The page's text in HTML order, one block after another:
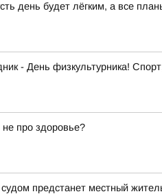
день будет лёгким, а все
- День физкультурника!
про здоровье?
предстанет местный